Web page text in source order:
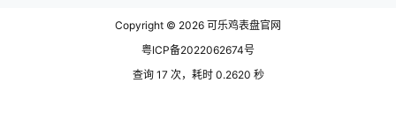
Copyright © 2026 可乐鸡表盘官网
粤ICP备2022062674号
查询 17 次，耗时 0.2620 秒